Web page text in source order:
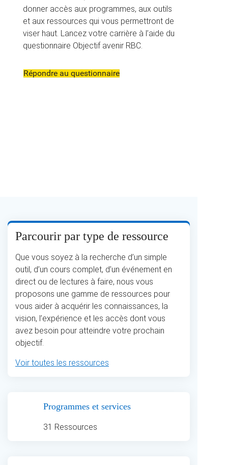
donner accès aux programmes, aux outils
et aux ressources qui vous permettront de
viser haut. Lancez votre carrière à l’aide du
questionnaire Objectif avenir RBC.
Répondre au questionnaire
Parcourir par type de ressource
Que vous soyez à la recherche d’un simple
outil, d’un cours complet, d’un événement en
direct ou de lectures à faire, nous vous
proposons une gamme de ressources pour
vous aider à acquérir les connaissances, la
vision, l’expérience et les accès dont vous
avez besoin pour atteindre votre prochain
objectif.
Voir toutes les ressources
Programmes et services
31 Ressources